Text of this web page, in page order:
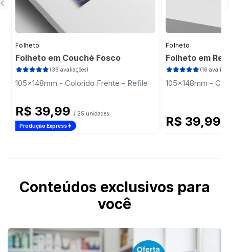
Folheto
Folheto em Couché Fosco
(36 avaliações)
105x148mm - Colorido Frente - Refile
R$ 39,99 / 25 unidades
Produção Express
Folheto
Folheto em
(16
105x148mm -
R$ 39,99
Conteúdos exclusivos para
você